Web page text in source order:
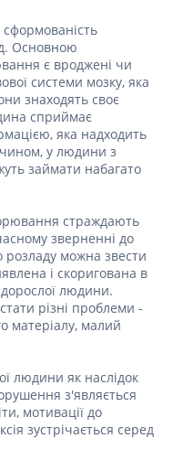
Основною
є вроджені чи
системи мозку, яка
знаходять своє
сприймає
яка надходить
у людини з
займати набагато
страждають
зверненні до
розладу можна звести
і скоригована в
дорослої людини.
різні проблеми -
матеріалу, малий
людини як наслідок
з'являється
мотивації до
зустрічається серед